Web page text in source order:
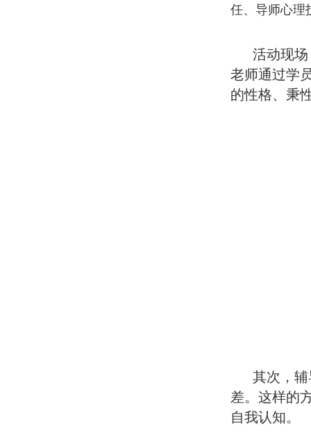
任、导师心理
活动现
老师通过学
的性格、秉
其次，
差。这样的
自我认知。